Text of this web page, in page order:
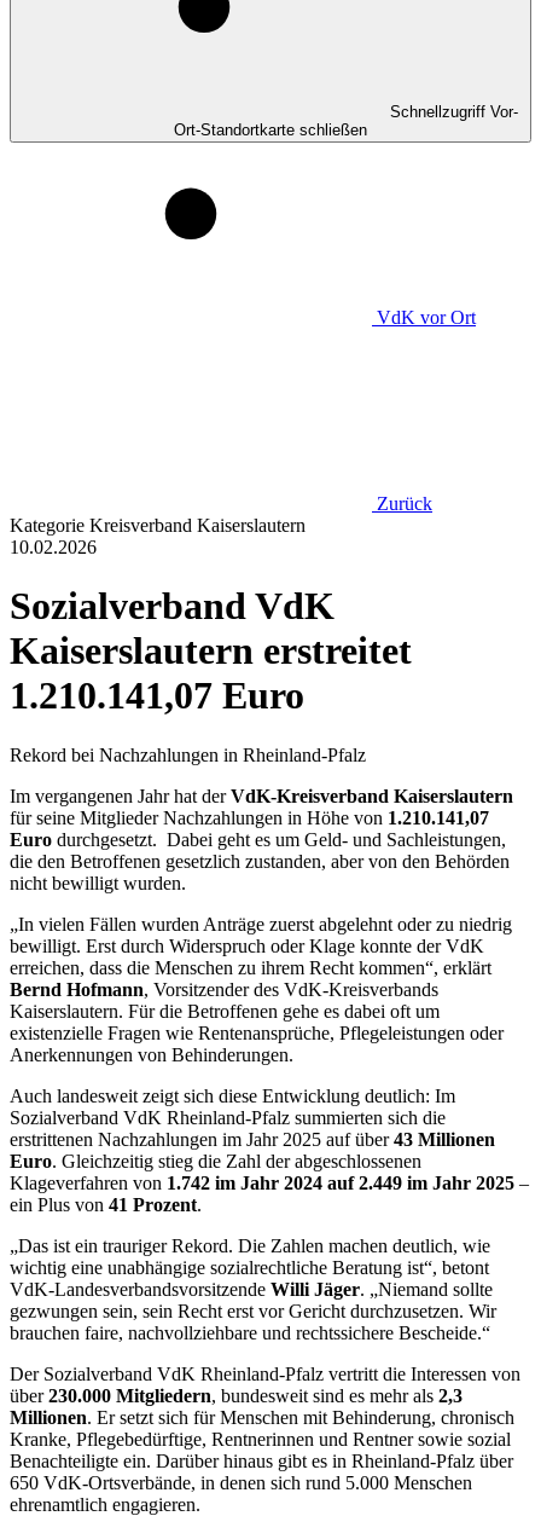
Schnellzugriff Vor-
Ort-Standortkarte schließen
VdK vor Ort
Zurück
Kategorie Kreisverband Kaiserslautern
10.02.2026
Sozialverband VdK
Kaiserslautern erstreitet
1.210.141,07 Euro
Rekord bei Nachzahlungen in Rheinland-Pfalz
Im vergangenen Jahr hat derVdK-Kreisverband Kaiserslautern
für seine Mitglieder Nachzahlungen in Höhe von 1.210.141,07
Euro durchgesetzt. Dabei geht es um Geld- und Sachleistungen,
die den Betroffenen gesetzlich zustanden, aber von den Behörden
nicht bewilligt wurden.
„In vielen Fällen wurden Anträge zuerst abgelehnt oder zu niedrig
bewilligt. Erst durch Widerspruch oder Klage konnte der VdK
erreichen, dass die Menschen zu ihrem Recht kommen“, erklärt
Bernd Hofmann, Vorsitzender des VdK-Kreisverbands
Kaiserslautern. Für die Betroffenen gehe es dabei oft um
existenzielle Fragen wie Rentenansprüche, Pflegeleistungen oder
Anerkennungen von Behinderungen.
Auch landesweit zeigt sich diese Entwicklung deutlich: Im
Sozialverband VdK Rheinland-Pfalz summierten sich die
erstrittenen Nachzahlungen im Jahr 2025 auf über43 Millionen
Euro. Gleichzeitig stieg die Zahl der abgeschlossenen
Klageverfahren von 1.742 im Jahr 2024 auf 2.449 im Jahr 2025 –
ein Plus von 41 Prozent.
„Das ist ein trauriger Rekord. Die Zahlen machen deutlich, wie
wichtig eine unabhängige sozialrechtliche Beratung ist“, betont
VdK-Landesverbandsvorsitzende Willi Jäger. „Niemand sollte
gezwungen sein, sein Recht erst vor Gericht durchzusetzen. Wir
brauchen faire, nachvollziehbare und rechtssichere Bescheide.“
Der Sozialverband VdK Rheinland-Pfalz vertritt die Interessen von
über230.000 Mitgliedern, bundesweit sind es mehr als 2,3
Millionen. Er setzt sich für Menschen mit Behinderung, chronisch
Kranke, Pflegebedürftige, Rentnerinnen und Rentner sowie sozial
Benachteiligte ein. Darüber hinaus gibt es in Rheinland-Pfalz über
650 VdK-Ortsverbände, in denen sich rund 5.000 Menschen
ehrenamtlich engagieren.